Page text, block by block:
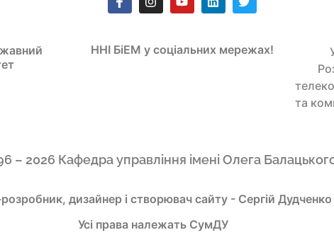
ННІ БіЕМ у соціальних мережах!
та
– 2026 Кафедра управління імені Олега
дизайнер і створювач сайту - Сергій Дудченко
Усі права належать СумДУ